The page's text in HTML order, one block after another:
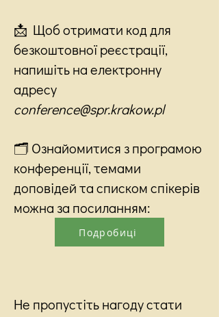
📩 Щоб отримати код для
безкоштовної реєстрації,
напишіть на електронну
адресу
conference@spr.krakow.pl
🗂 Ознайомитися з програмою
конференції, темами
доповідей та списком спікерів
можна за посиланням:
Не пропустіть нагоду стати
Подробиці